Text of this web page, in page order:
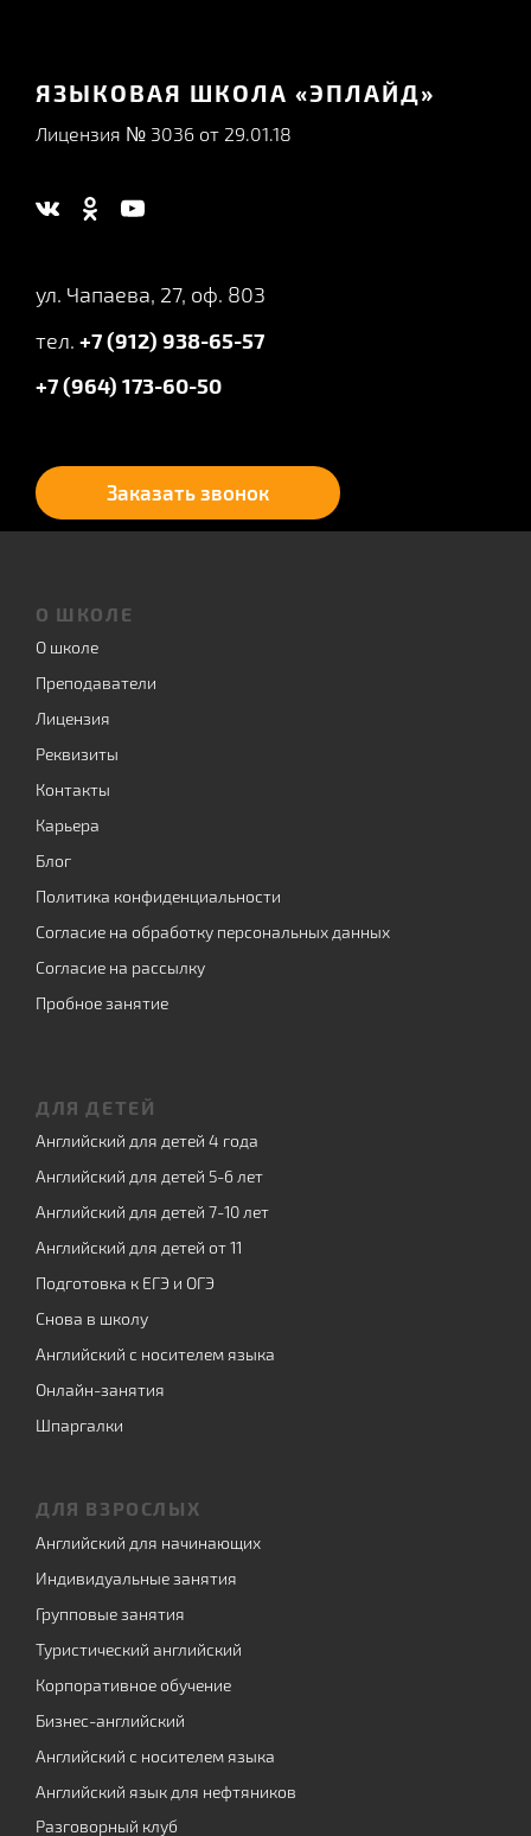
ЯЗЫКОВАЯ ШКОЛА «ЭПЛАЙД»
Лицензия № 3036 от 29.01.18
ул. Чапаева, 27, оф. 803
тел. +7 (912) 938-65-57
+7 (964) 173-60-50
Заказать звонок
О ШКОЛЕ
О школе
Преподаватели
Лицензия
Реквизиты
Контакты
Карьера
Блог
Политика конфиденциальности
Согласие на обработку персональных данных
Согласие на рассылку
Пробное занятие
ДЛЯ ДЕТЕЙ
Английский для детей 4 года
Английский для детей 5-6 лет
Английский для детей 7-10 лет
Английский для детей от 11
Подготовка к ЕГЭ и ОГЭ
Снова в школу
Английский с носителем языка
Онлайн-занятия
Шпаргалки
ДЛЯ ВЗРОСЛЫХ
Английский для начинающих
Индивидуальные занятия
Групповые занятия
Туристический английский
Корпоративное обучение
Бизнес-английский
Английский с носителем языка
Английский язык для нефтяников
Разговорный клуб